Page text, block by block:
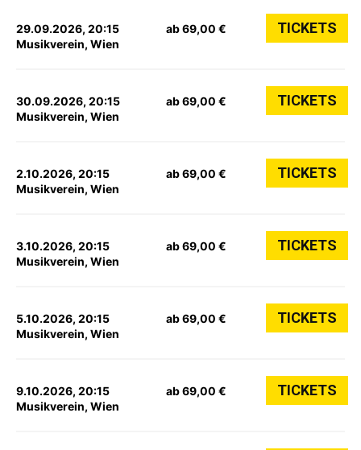
29.09.2026, 20:15
Musikverein, Wien
ab 69,00 € TICKETS
30.09.2026, 20:15
Musikverein, Wien
ab 69,00 € TICKETS
2.10.2026, 20:15
Musikverein, Wien
ab 69,00 € TICKETS
3.10.2026, 20:15
Musikverein, Wien
ab 69,00 € TICKETS
5.10.2026, 20:15
Musikverein, Wien
ab 69,00 € TICKETS
9.10.2026, 20:15
Musikverein, Wien
ab 69,00 € TICKETS